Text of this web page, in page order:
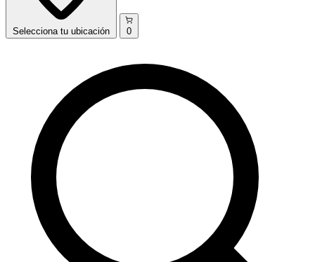
Selecciona tu ubicación 0